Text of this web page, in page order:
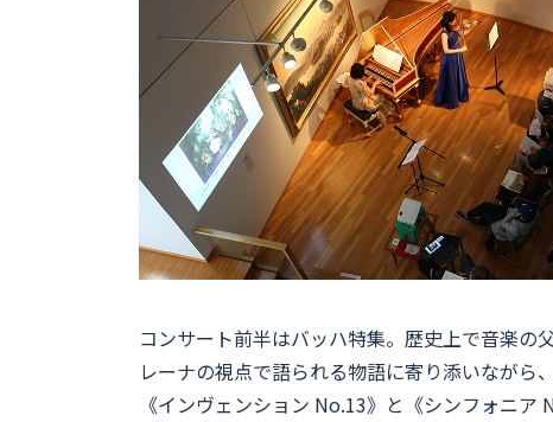
コンサート前半はバッハ特集。歴史上で音楽
レーナの視点で語られる物語に寄り添いながら
《インヴェンション No.13》と《シンフォニ